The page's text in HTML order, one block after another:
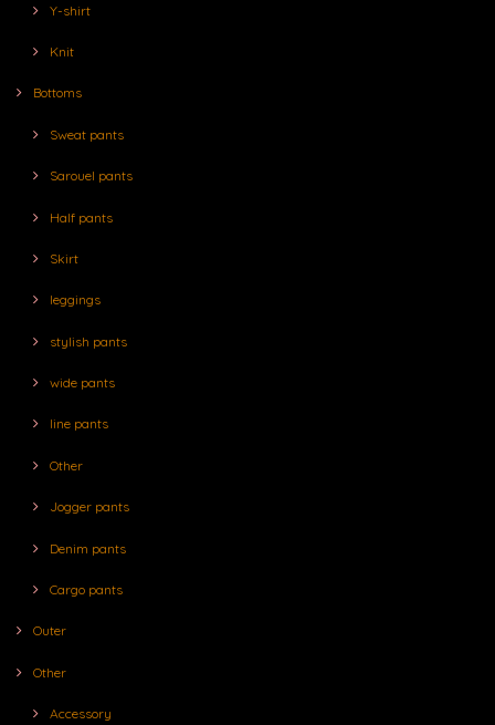
Y-shirt
Knit
Bottoms
Sweat pants
Sarouel pants
Half pants
Skirt
leggings
stylish pants
wide pants
line pants
Other
Jogger pants
Denim pants
Cargo pants
Outer
Other
Accessory